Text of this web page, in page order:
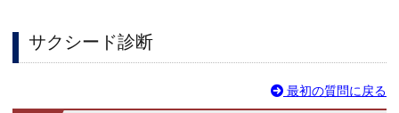
サクシード診断
最初の質問に戻る